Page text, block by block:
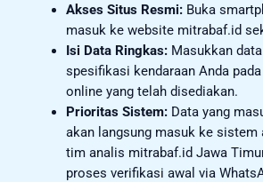
Akses Situs Resmi:Buka
masuk ke website mitrabaf.id
Isi Data Ringkas:Masukkan
spesifikasi kendaraan Anda
online yang telah disediakan.
Prioritas Sistem:Data yang
akan langsung masuk ke sistem
tim analis mitrabaf.id Jawa
proses verifikasi awal via